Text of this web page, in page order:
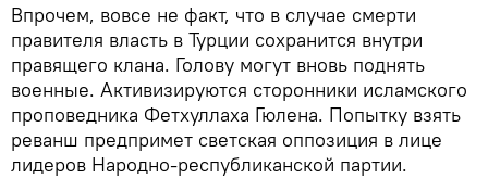
Впрочем, вовсе не факт, что в случае смерти
правителя власть в Турции сохранится внутри
правящего клана. Голову могут вновь поднять
военные. Активизируются сторонники исламского
проповедника Фетхуллаха Гюлена. Попытку взять
реванш предпримет светская оппозиция в лице
лидеров Народно-республиканской партии.